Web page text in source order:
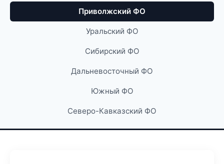
Приволжский ФО
Уральский ФО
Сибирский ФО
Дальневосточный ФО
Южный ФО
Северо-Кавказский ФО